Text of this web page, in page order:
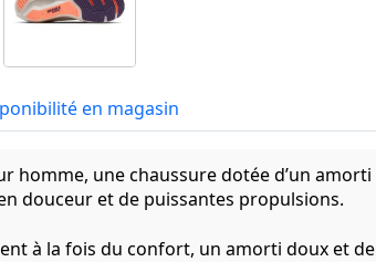
en magasin
homme, une chaussure dotée d’un amorti
douceur et de puissantes propulsions.
à la fois du confort, un amorti doux et de